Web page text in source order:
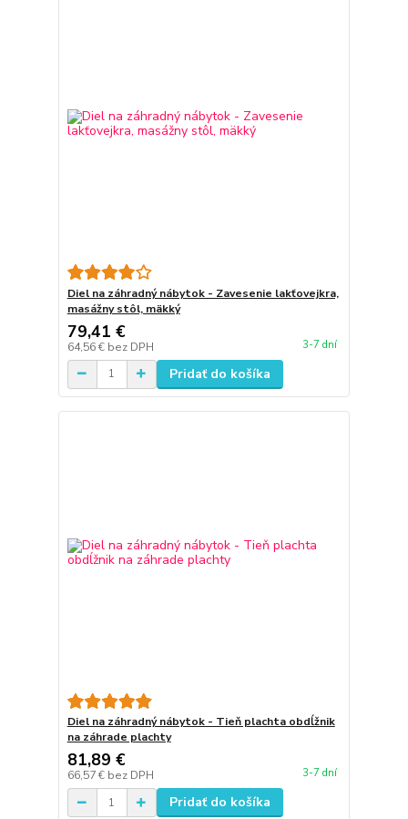
Diel na záhradný nábytok - Zavesenie lakťovejkra,
masážny stôl, mäkký
79,41 €
64,56 € bez DPH 3-7 dní
Pridať do košíka
Diel na záhradný nábytok - Tieň plachta obdĺžnik
na záhrade plachty
81,89 €
66,57 € bez DPH 3-7 dní
Pridať do košíka